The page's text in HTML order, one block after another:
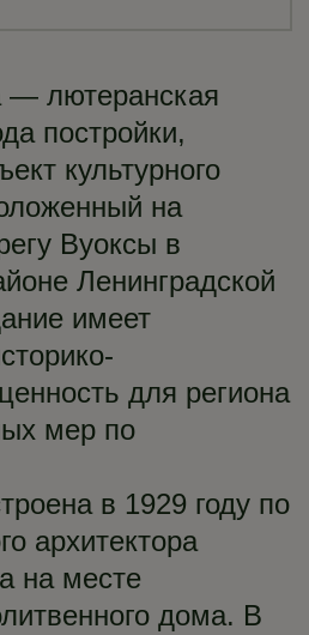
— лютеранская
постройки,
культурного
на
Вуоксы в
Ленинградской
имеет
для региона
мер по
в 1929 году по
архитектора
на месте
дома. В